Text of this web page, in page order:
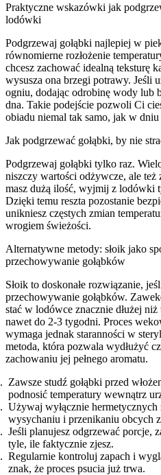
Praktyczne wskazówki jak
lodówki
Podgrzewaj gołąbki najlepiej w
równomierne rozłożenie
chcesz zachować idealną teksturę
wysusza ona brzegi potrawy. Jeśli
ogniu, dodając odrobinę wody lub
dna. Takie podejście pozwoli Ci
obiadu niemal tak samo, jak w
Jak podgrzewać gołąbki, by nie
Podgrzewaj gołąbki tylko raz.
niszczy wartości odżywcze, ale też
masz dużą ilość, wyjmij z lodówki
Dzięki temu reszta pozostanie
unikniesz częstych zmian
wrogiem świeżości.
Alternatywne metody: słoik jako
przechowywanie gołąbków
Słoik to doskonałe rozwiązanie,
przechowywanie gołąbków.
stać w lodówce znacznie dłużej
nawet do 2-3 tygodni. Proces
wymaga jednak staranności w
metoda, która pozwala wydłużyć
zachowaniu jej pełnego aromatu.
Zawsze studź gołąbki przed
podnosić temperatury wewnątrz
Używaj wyłącznie hermetycznych
wysychaniu i przenikaniu obcych
Jeśli planujesz odgrzewać
tyle, ile faktycznie zjesz.
Regularnie kontroluj zapach i
znak, że proces psucia już trwa.